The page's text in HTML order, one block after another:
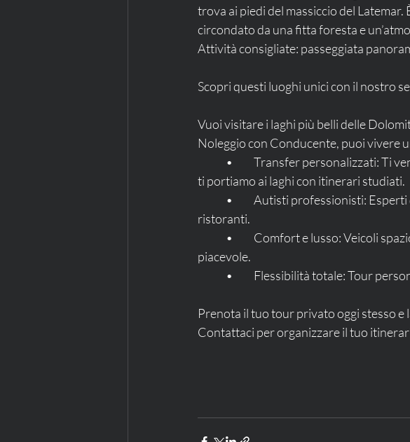
trova ai piedi del massiccio del
circondato da una fitta foresta e
Attività consigliate: passeggiata
Scopri questi luoghi unici con il nostro
Vuoi visitare i laghi più belli delle
Noleggio con Conducente, puoi vivere
ti portiamo ai laghi con itinerari studiati.
ristoranti.
piacevole.
•	Flessibilità totale: Tour
Prenota il tuo tour privato oggi stesso
Contattaci per organizzare il tuo